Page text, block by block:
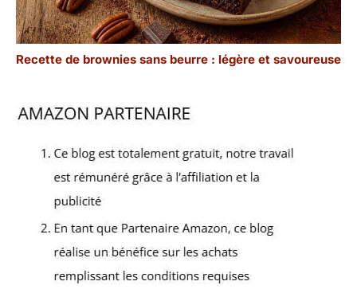
Recette de brownies sans beurre : légère et savoureuse